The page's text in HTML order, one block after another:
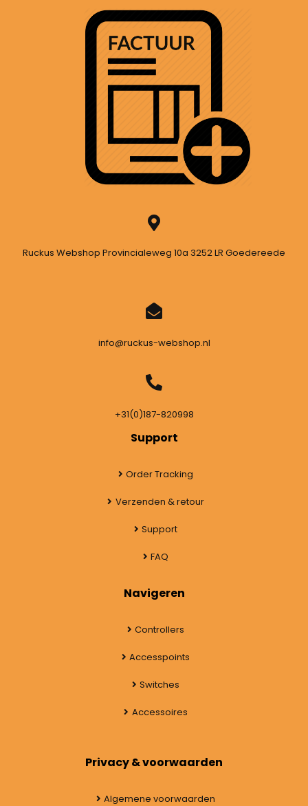
Ruckus Webshop Provincialeweg 10a 3252 LR Goedereede
info@ruckus-webshop.nl
+31(0)187-820998
Support
Order Tracking
Verzenden & retour
Support
FAQ
Navigeren
Controllers
Accesspoints
Switches
Accessoires
Privacy & voorwaarden
Algemene voorwaarden